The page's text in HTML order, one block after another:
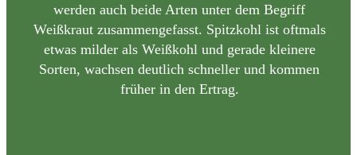
werden auch beide Arten unter dem Begriff
Weißkraut zusammengefasst. Spitzkohl ist oftmals
etwas milder als Weißkohl und gerade kleinere
Sorten, wachsen deutlich schneller und kommen
früher in den Ertrag.